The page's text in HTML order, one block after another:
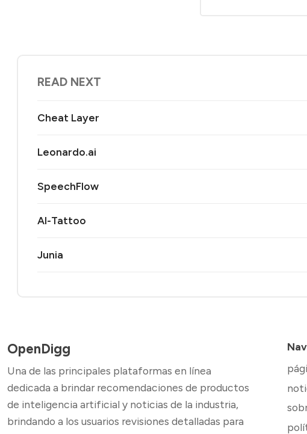
READ NEXT
Cheat Layer
Leonardo.ai
SpeechFlow
AI-Tattoo
Junia
OpenDigg
Una de las principales plataformas en línea
dedicada a brindar recomendaciones de productos
de inteligencia artificial y noticias de la industria,
brindando a los usuarios revisiones detalladas para